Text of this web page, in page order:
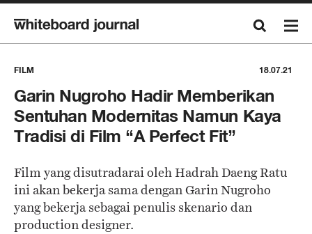
FILM 18.07.21
Garin Nugroho Hadir Memberikan
Sentuhan Modernitas Namun Kaya
Tradisi di Film “A Perfect Fit”
Film yang disutradarai oleh Hadrah Daeng Ratu
ini akan bekerja sama dengan Garin Nugroho
yang bekerja sebagai penulis skenario dan
production designer.